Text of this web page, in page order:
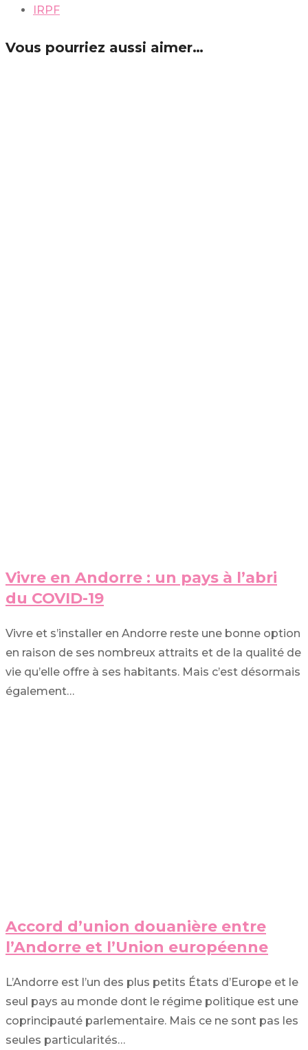
IRPF
Vous pourriez aussi aimer…
Vivre en Andorre : un pays à l’abri
du COVID-19
Vivre et s’installer en Andorre reste une bonne option
en raison de ses nombreux attraits et de la qualité de
vie qu’elle offre à ses habitants. Mais c’est désormais
également…
Accord d’union douanière entre
l’Andorre et l’Union européenne
L’Andorre est l’un des plus petits États d’Europe et le
seul pays au monde dont le régime politique est une
coprincipauté parlementaire. Mais ce ne sont pas les
seules particularités…